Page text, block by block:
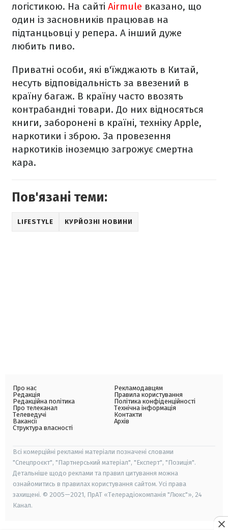
логістикою. На сайті Airmule вказано, що
один із засновників працював на
підтанцьовці у репера. А інший дуже
любить пиво.
Приватні особи, які в'їжджають в Китай,
несуть відповідальність за ввезений в
країну багаж. В країну часто ввозять
контрабандні товари. До них відносяться
книги, заборонені в країні, техніку Apple,
наркотики і зброю. За провезення
наркотиків іноземцю загрожує смертна
кара.
Пов'язані теми:
LIFESTYLE КУРЙОЗНІ НОВИНИ
Про нас
Редакція
Редакційна політика
Про телеканал
Телеведучі
Вакансії
Структура власності
Рекламодавцям
Правила користування
Політика конфіденційності
Технічна інформація
Контакти
Архів
Всі комерційні рекламні матеріали позначені словами
"Спецпроєкт", "Партнерський матеріал", "Експерт", "Позиція".
Детальніше щодо реклами та правил цитування можна
ознайомитись в правилах користування сайтом. Усі права
захищені. © 2005—2021, ПрАТ «Телерадіокомпанія "Люкс"», 24
Канал.